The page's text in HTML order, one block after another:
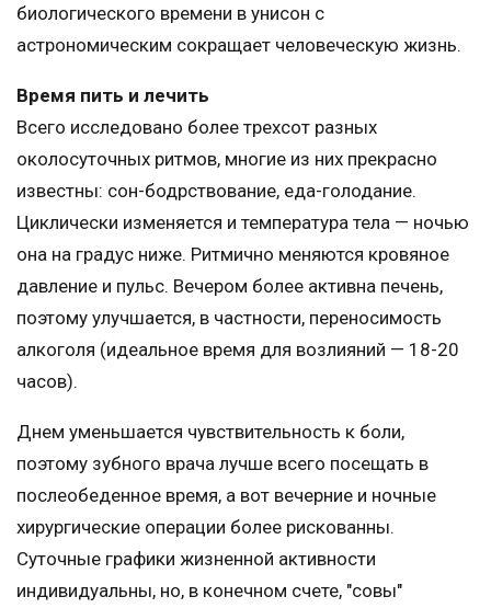
биологического времени в унисон с
астрономическим сокращает человеческую жизнь.
Время пить и лечить
Всего исследовано более трехсот разных
околосуточных ритмов, многие из них прекрасно
известны: сон-бодрствование, еда-голодание.
Циклически изменяется и температура тела — ночью
она на градус ниже. Ритмично меняются кровяное
давление и пульс. Вечером более активна печень,
поэтому улучшается, в частности, переносимость
алкоголя (идеальное время для возлияний — 18-20
часов).
Днем уменьшается чувствительность к боли,
поэтому зубного врача лучше всего посещать в
послеобеденное время, а вот вечерние и ночные
хирургические операции более рискованны.
Суточные графики жизненной активности
индивидуальны, но, в конечном счете, "совы"